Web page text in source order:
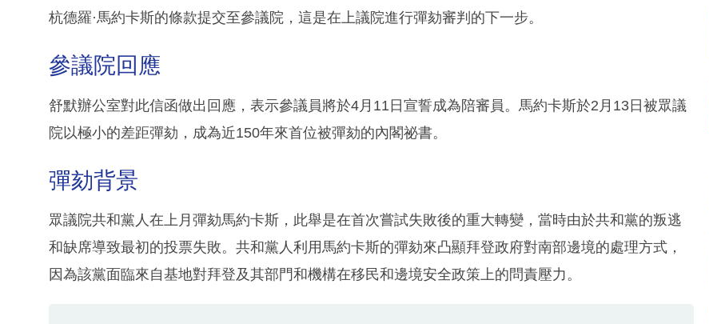
杭德羅·馬約卡斯的條款提交至參議院，這是在上議院進行彈劾審判的下一步。
參議院回應
舒默辦公室對此信函做出回應，表示參議員將於4月11日宣誓成為陪審員。馬約卡斯於2月13日被眾議
院以極小的差距彈劾，成為近150年來首位被彈劾的內閣祕書。
彈劾背景
眾議院共和黨人在上月彈劾馬約卡斯，此舉是在首次嘗試失敗後的重大轉變，當時由於共和黨的叛逃
和缺席導致最初的投票失敗。共和黨人利用馬約卡斯的彈劾來凸顯拜登政府對南部邊境的處理方式，
因為該黨面臨來自基地對拜登及其部門和機構在移民和邊境安全政策上的問責壓力。